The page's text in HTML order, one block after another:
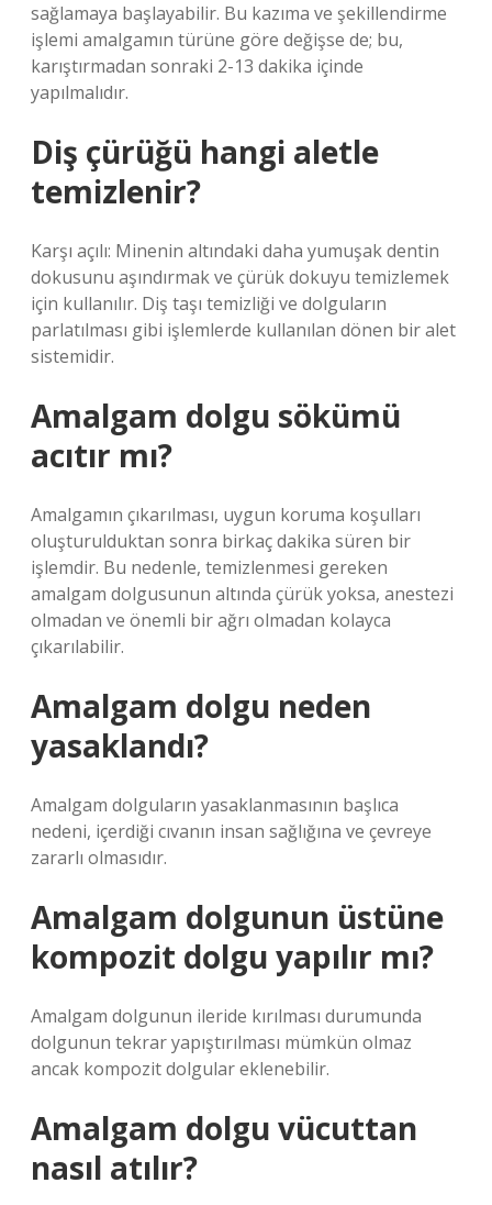
sağlamaya başlayabilir. Bu kazıma ve şekillendirme
işlemi amalgamın türüne göre değişse de; bu,
karıştırmadan sonraki 2-13 dakika içinde
yapılmalıdır.
Diş çürüğü hangi aletle
temizlenir?
Karşı açılı: Minenin altındaki daha yumuşak dentin
dokusunu aşındırmak ve çürük dokuyu temizlemek
için kullanılır. Diş taşı temizliği ve dolguların
parlatılması gibi işlemlerde kullanılan dönen bir alet
sistemidir.
Amalgam dolgu sökümü
acıtır mı?
Amalgamın çıkarılması, uygun koruma koşulları
oluşturulduktan sonra birkaç dakika süren bir
işlemdir. Bu nedenle, temizlenmesi gereken
amalgam dolgusunun altında çürük yoksa, anestezi
olmadan ve önemli bir ağrı olmadan kolayca
çıkarılabilir.
Amalgam dolgu neden
yasaklandı?
Amalgam dolguların yasaklanmasının başlıca
nedeni, içerdiği cıvanın insan sağlığına ve çevreye
zararlı olmasıdır.
Amalgam dolgunun üstüne
kompozit dolgu yapılır mı?
Amalgam dolgunun ileride kırılması durumunda
dolgunun tekrar yapıştırılması mümkün olmaz
ancak kompozit dolgular eklenebilir.
Amalgam dolgu vücuttan
nasıl atılır?